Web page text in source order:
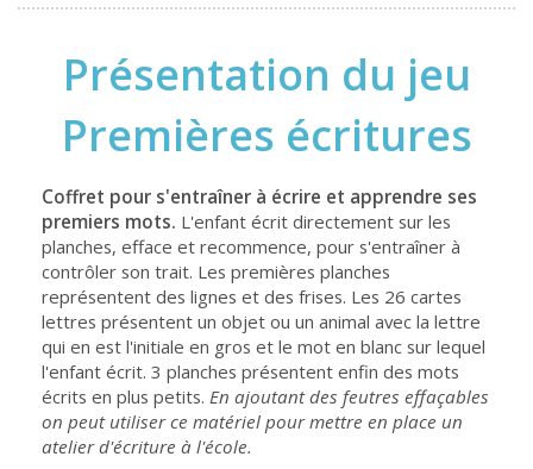
Présentation du jeu
Premières écritures
Coffret pour s'entraîner à écrire et apprendre ses
premiers mots. L'enfant écrit directement sur les
planches, efface et recommence, pour s'entraîner à
contrôler son trait. Les premières planches
représentent des lignes et des frises. Les 26 cartes
lettres présentent un objet ou un animal avec la lettre
qui en est l'initiale en gros et le mot en blanc sur lequel
l'enfant écrit. 3 planches présentent enfin des mots
écrits en plus petits. En ajoutant des feutres effaçables
on peut utiliser ce matériel pour mettre en place un
atelier d'écriture à l'école.